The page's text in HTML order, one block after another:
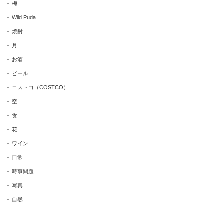
梅
Wild Puda
焼酎
月
お酒
ビール
コストコ（COSTCO）
空
食
花
ワイン
日常
時事問題
写真
自然